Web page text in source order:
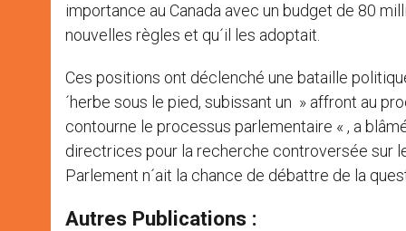
importance au Canada avec un budget de 80
nouvelles règles et qu´il les adoptait.
Ces positions ont déclenché une bataille
´herbe sous le pied, subissant un » affront au
contourne le processus parlementaire « , a
directrices pour la recherche controversée sur
Parlement n´ait la chance de débattre de la
Autres Publications :